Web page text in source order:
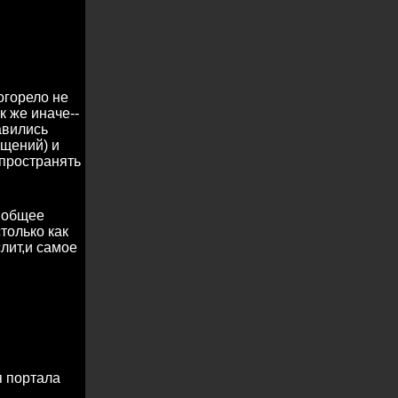
не
же иначе--
и
общее
как
самое
портала